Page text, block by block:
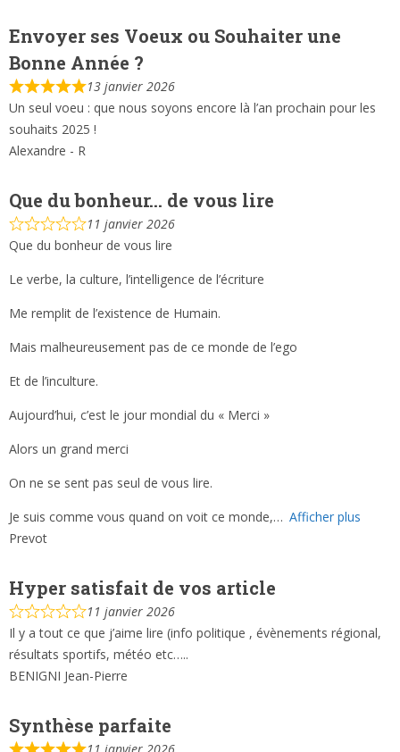
Envoyer ses Voeux ou Souhaiter une
Bonne Année ?
13 janvier 2026
Un seul voeu : que nous soyons encore là l’an prochain pour les
souhaits 2025 !
Alexandre - R
Que du bonheur… de vous lire
11 janvier 2026
Que du bonheur de vous lire
Le verbe, la culture, l’intelligence de l’écriture
Me remplit de l’existence de Humain.
Mais malheureusement pas de ce monde de l’ego
Et de l’inculture.
Aujourd’hui, c’est le jour mondial du « Merci »
Alors un grand merci
On ne se sent pas seul de vous lire.
Je suis comme vous quand on voit ce monde,
Afficher plus
Prevot
Hyper satisfait de vos article
11 janvier 2026
Il y a tout ce que j’aime lire (info politique , évènements régional,
résultats sportifs, météo etc…..
BENIGNI Jean-Pierre
Synthèse parfaite